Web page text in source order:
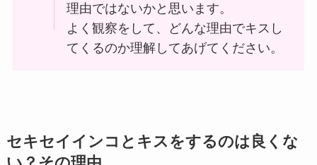
理由ではないかと思います。
よく観察をして、どんな理由でキスし
てくるのか理解してあげてください。
セキセイインコとキスをするのは良くな